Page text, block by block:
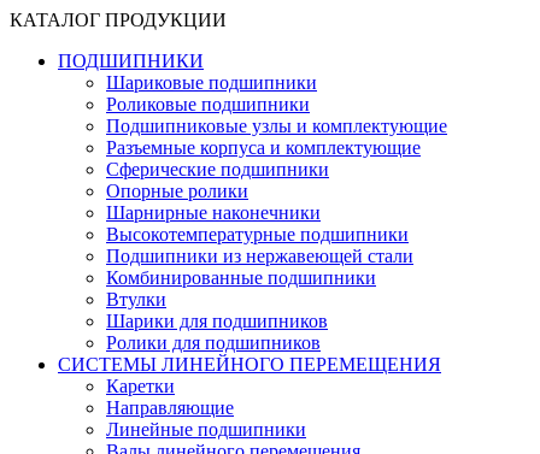
КАТАЛОГ ПРОДУКЦИИ
ПОДШИПНИКИ
Шариковые подшипники
Роликовые подшипники
Подшипниковые узлы и комплектующие
Разъемные корпуса и комплектующие
Сферические подшипники
Опорные ролики
Шарнирные наконечники
Высокотемпературные подшипники
Подшипники из нержавеющей стали
Комбинированные подшипники
Втулки
Шарики для подшипников
Ролики для подшипников
СИСТЕМЫ ЛИНЕЙНОГО ПЕРЕМЕЩЕНИЯ
Каретки
Направляющие
Линейные подшипники